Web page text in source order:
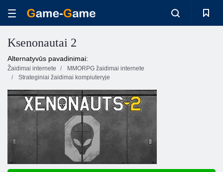
Ksenonautai 2
Alternatyvūs pavadinimai:
Žaidimai internete
MMORPG žaidimai internete
Strateginiai žaidimai kompiuteryje